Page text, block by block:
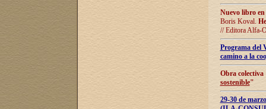
Nuevo libro
Boris Koval.
// Editora Alfa-
Programa del
camino a la
Obra
sostenible"
29-30 de